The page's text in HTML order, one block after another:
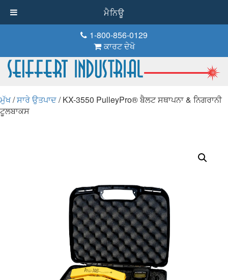
1-800-856-0129
ਕਾਰਟ ਦੇਖੋ
ਮੁੱਖ/ਸਾਰੇ ਉਤਪਾਦ/ KX-3550 PulleyPro® ਬੈਲਟ ਸਥਾਪਨਾ & ਨਿਗਰਾਨੀ
ਟੂਲਬਾਕਸ
ਮੈਨਿਊ